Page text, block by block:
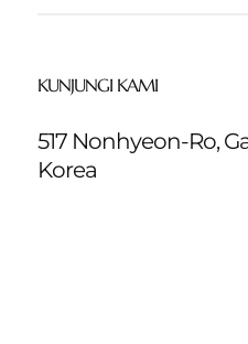
KUNJUNGI KAMI
517 Nonhyeon-Ro,
Korea